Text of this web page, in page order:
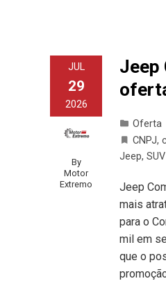
JUL
29
2026
By
Motor
Extremo
Jeep
Oferta
CNPJ,
Jeep,
Jeep
mais
para o
mil em
que o